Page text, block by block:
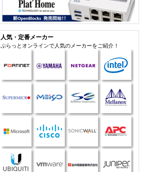
人気・定番メーカー
ぷらっとオンラインで人気のメーカーをご紹介！